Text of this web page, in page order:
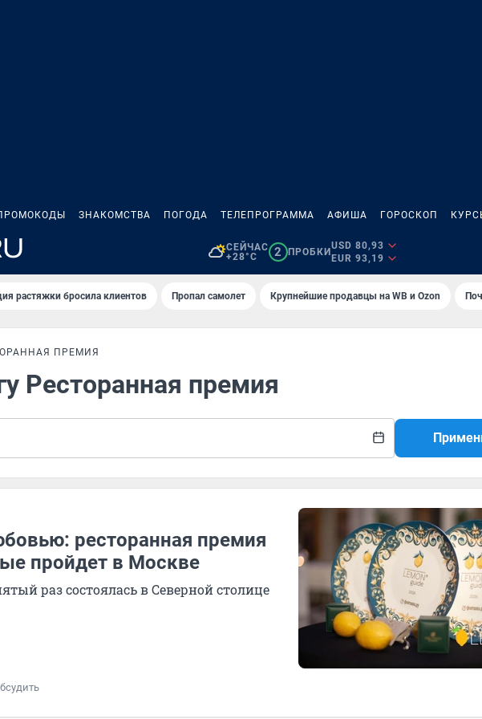
ЗНАКОМСТВА ПОГОДА ТЕЛЕПРОГРАММА АФИША ГОРОСКОП
СЕЙЧАС
+28°C
2 ПРОБКИ
USD 80,93
EUR 93,19
растяжки бросила клиентов Пропал самолет Крупнейшие продавцы на WB и Ozon
ПРЕМИЯ
Ресторанная премия
ресторанная премия
пройдет в Москве
раз состоялась в Северной столице